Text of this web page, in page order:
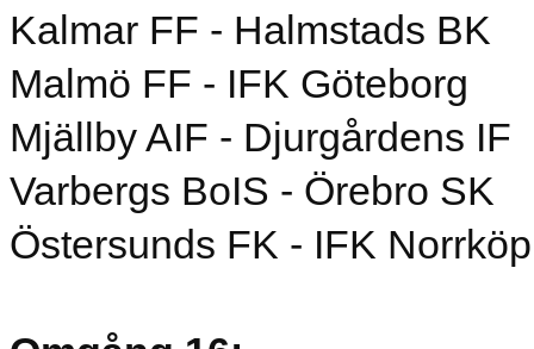
Kalmar FF - Halmstads BK
Malmö FF - IFK Göteborg
Mjällby AIF - Djurgårdens IF
Varbergs BoIS - Örebro SK
Östersunds FK - IFK